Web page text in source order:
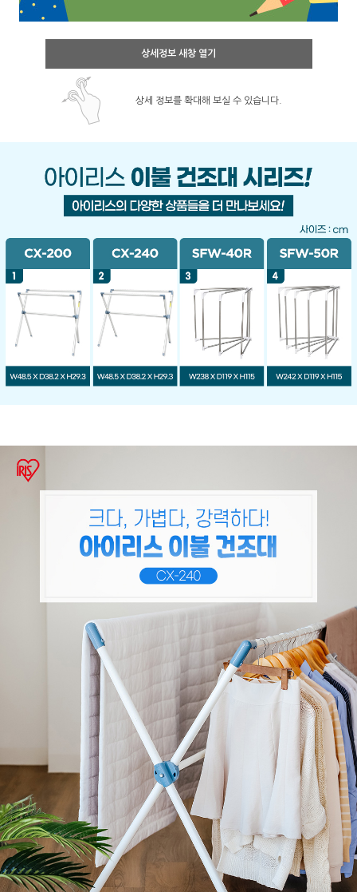
상세정보 새창 열기
상세 정보를 확대해 보실 수 있습니다.